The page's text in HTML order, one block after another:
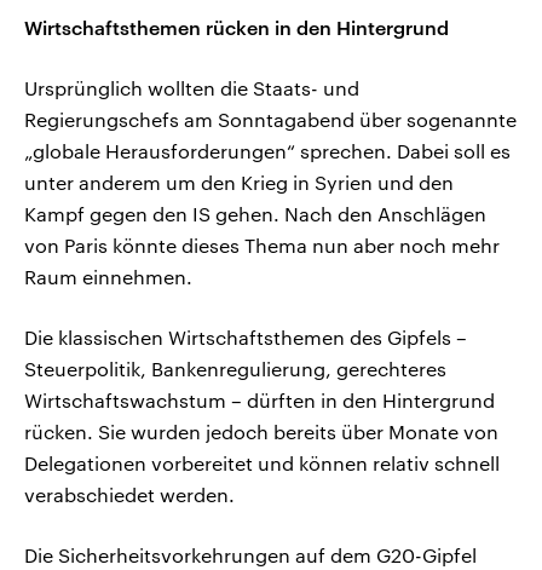
Wirtschaftsthemen rücken in den Hintergrund
Ursprünglich wollten die Staats- und
Regierungschefs am Sonntagabend über sogenannte
„globale Herausforderungen“ sprechen. Dabei soll es
unter anderem um den Krieg in Syrien und den
Kampf gegen den IS gehen. Nach den Anschlägen
von Paris könnte dieses Thema nun aber noch mehr
Raum einnehmen.
Die klassischen Wirtschaftsthemen des Gipfels –
Steuerpolitik, Bankenregulierung, gerechteres
Wirtschaftswachstum – dürften in den Hintergrund
rücken. Sie wurden jedoch bereits über Monate von
Delegationen vorbereitet und können relativ schnell
verabschiedet werden.
Die Sicherheitsvorkehrungen auf dem G20-Gipfel